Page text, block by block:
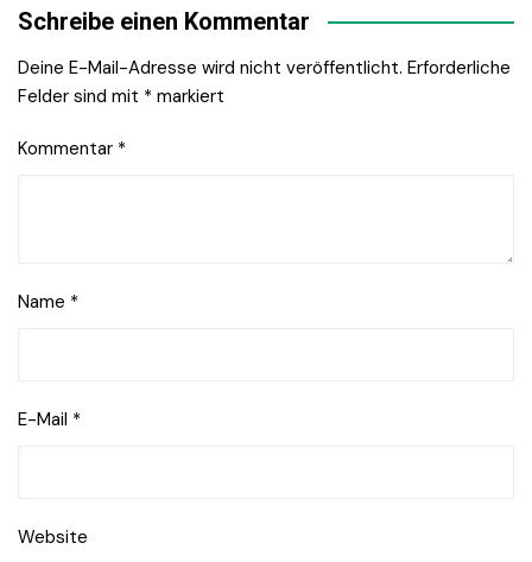
Schreibe einen Kommentar
Deine E-Mail-Adresse wird nicht veröffentlicht. Erforderliche
Felder sind mit * markiert
Kommentar *
Name *
E-Mail *
Website